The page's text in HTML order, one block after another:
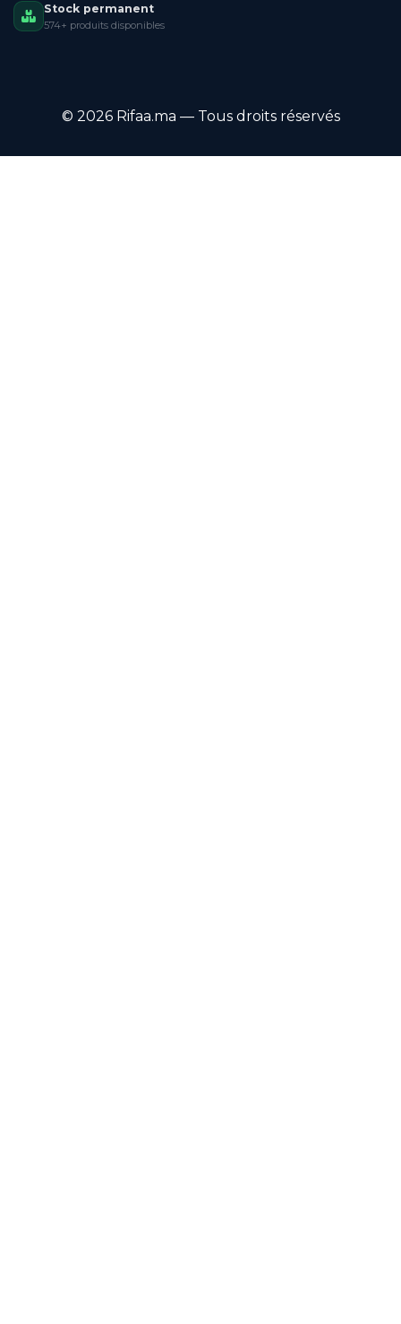
Stock permanent
574+ produits disponibles
© 2026 Rifaa.ma — Tous droits réservés